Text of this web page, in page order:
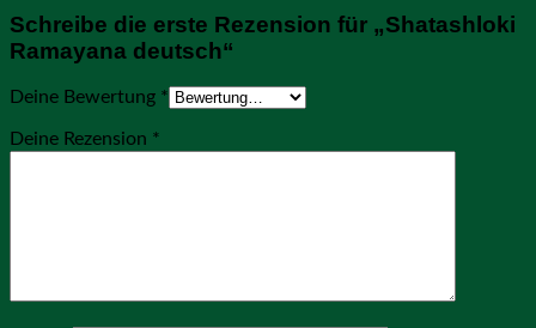
Schreibe die erste Rezension für „Shatashloki
Ramayana deutsch“
Deine Bewertung *
Deine Rezension *